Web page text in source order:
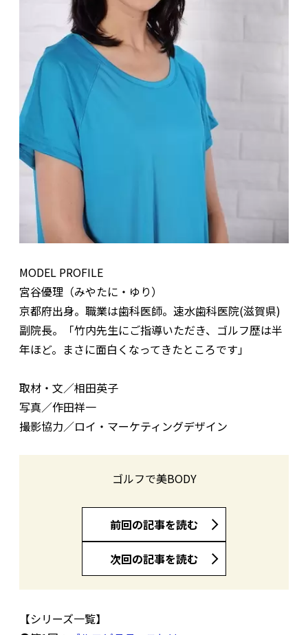
MODEL PROFILE
宮谷優理（みやたに・ゆり）
京都府出身。職業は歯科医師。速水歯科医院(滋賀県)
副院長。「竹内先生にご指導いただき、ゴルフ歴は半
年ほど。まさに面白くなってきたところです」
取材・文／相田英子
写真／作田祥一
撮影協力／ロイ・マーケティングデザイン
ゴルフで美BODY
前回の記事を読む
次回の記事を読む
【シリーズ一覧】